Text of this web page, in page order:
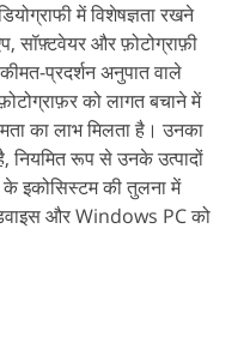
में विशेषज्ञता रखने
सॉफ़्टवेयर और फ़ोटोग्राफ़ी
प्रदर्शन अनुपात वाले
को लागत बचाने में
का लाभ मिलता है। उनका
नियमित रूप से उनके उत्पादों
इकोसिस्टम की तुलना में
और Windows PC को